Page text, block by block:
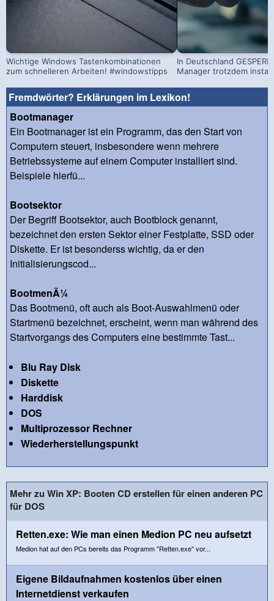
Wichtige Windows Tastenkombinationen
zum schnelleren Arbeiten! #windowstipps
In Deutschland
Manager trotzdem
Fremdwörter? Erklärungen im Lexikon!
Bootmanager
Ein Bootmanager ist ein Programm, das den Start von
Computern steuert, insbesondere wenn mehrere
Betriebssysteme auf einem Computer installiert sind.
Beispiele hierfü...
Bootsektor
Der Begriff Bootsektor, auch Bootblock genannt,
bezeichnet den ersten Sektor einer Festplatte, SSD oder
Diskette. Er ist besonderss wichtig, da er den
Initialisierungscod...
BootmenÃ¼
Das Bootmenü, oft auch als Boot-Auswahlmenü oder
Startmenü bezeichnet, erscheint, wenn man während des
Startvorgangs des Computers eine bestimmte Tast...
Blu Ray Disk
Diskette
Harddisk
DOS
Multiprozessor Rechner
Wiederherstellungspunkt
Mehr zu Win XP: Booten CD erstellen für einen anderen PC
für DOS
Retten.exe: Wie man einen Medion PC neu aufsetzt
Medion hat auf den PCs bereits das Programm "Retten.exe" vor...
Eigene Bildaufnahmen kostenlos über einen
Internetdienst verkaufen